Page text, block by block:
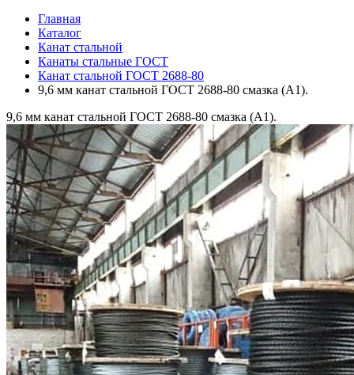
Главная
Каталог
Канат стальной
Канаты стальные ГОСТ
Канат стальной ГОСТ 2688-80
9,6 мм канат стальной ГОСТ 2688-80 смазка (А1).
9,6 мм канат стальной ГОСТ 2688-80 смазка (А1).